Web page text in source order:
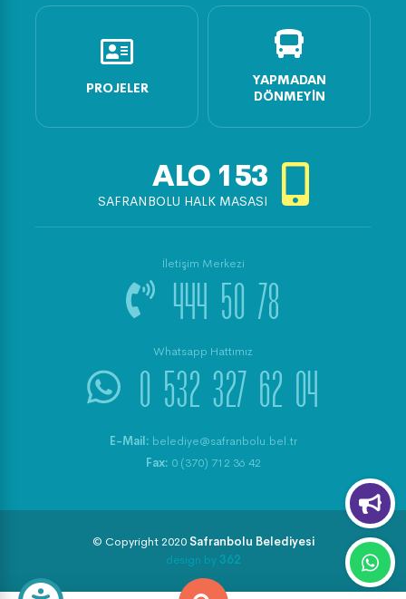
PROJELER
YAPMADAN
DÖNMEYIN
ALO 153
SAFRANBOLU HALK MASASI
İletişim Merkezi
444 50 78
Whatsapp Hattımız
0 532 327 62 04
E-Mail: belediye@safranbolu.bel.tr
Fax: 0 (370) 712 36 42
© Copyright 2020Safranbolu Belediyesi
design by 362